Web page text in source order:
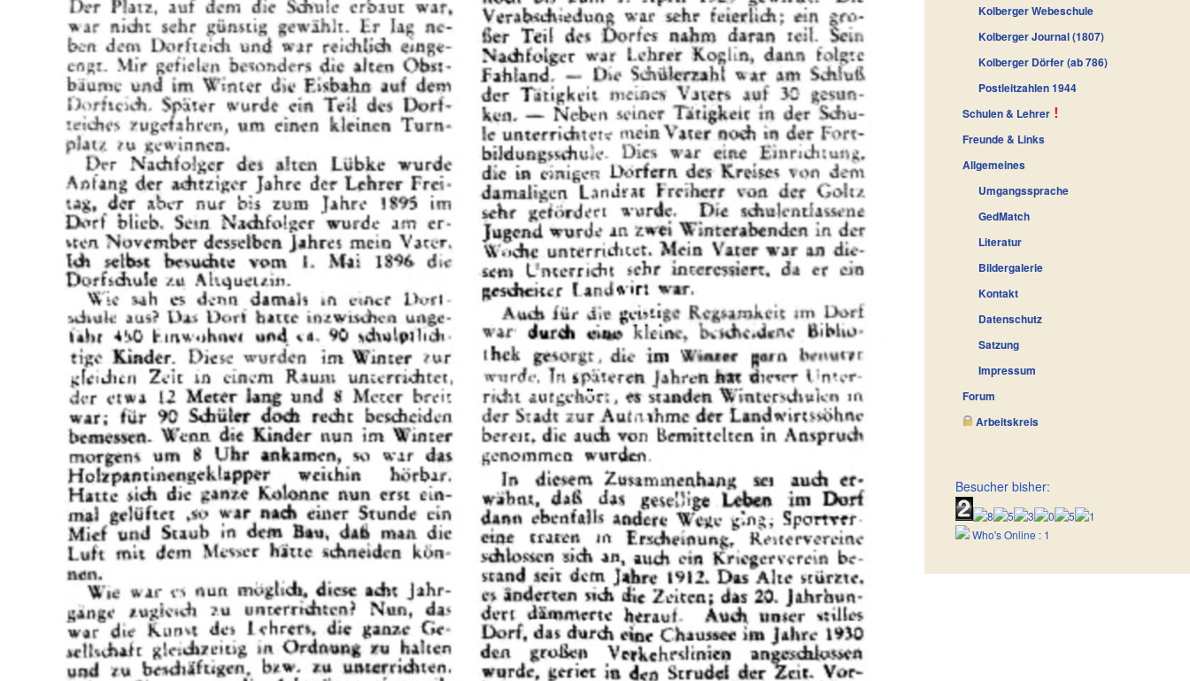
Kolberger Webeschule
Kolberger Journal (1807)
Kolberger Dörfer (ab 786)
Postleitzahlen 1944
Schulen & Lehrer
Freunde & Links
Allgemeines
Umgangssprache
GedMatch
Literatur
Bildergalerie
Kontakt
Datenschutz
Satzung
Impressum
Forum
Arbeitskreis
Besucher bisher:
Who's Online : 1